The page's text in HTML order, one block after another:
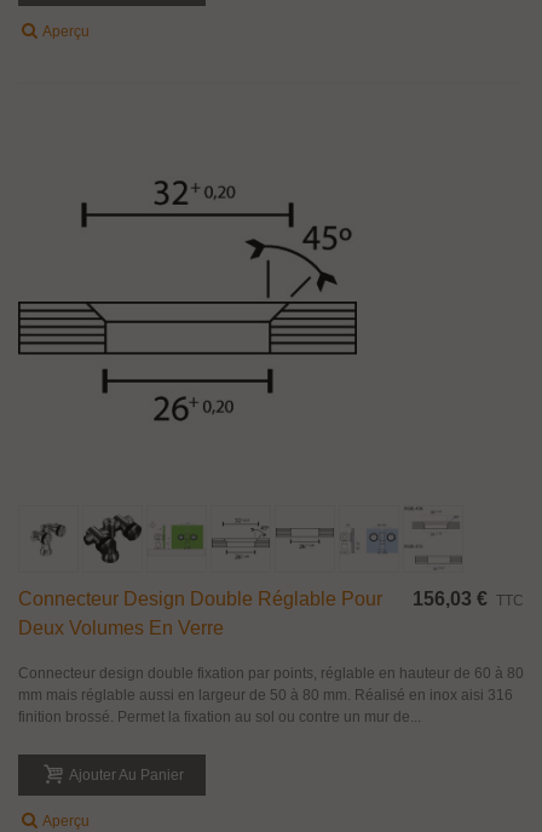
Aperçu
Connecteur Design Double Réglable Pour
Deux Volumes En Verre
156,03 € TTC
Connecteur design double fixation par points, réglable en hauteur de 60 à 80
mm mais réglable aussi en largeur de 50 à 80 mm. Réalisé en inox aisi 316
finition brossé. Permet la fixation au sol ou contre un mur de...
Ajouter Au Panier
Aperçu